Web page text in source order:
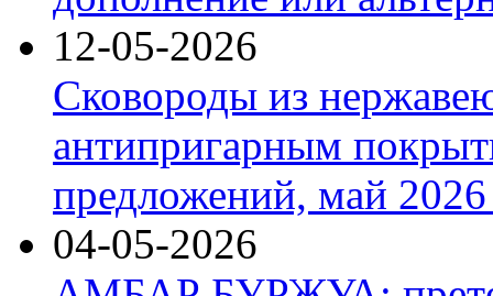
12-05-2026
Сковороды из
антипригарным
предложений, май 2026
04-05-2026